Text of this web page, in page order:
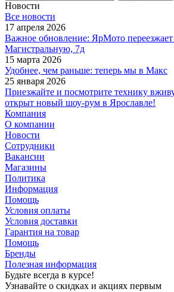
Новости
Все новости
17 апреля 2026
Важное обновление: ЯрМото
Магистральную, 7д
15 марта 2026
Удобнее, чем раньше: теперь мы в Макс
25 января 2026
Приезжайте и посмотрите технику
открыт новый шоу-рум в Ярославле!
Компания
О компании
Новости
Сотрудники
Вакансии
Магазины
Политика
Информация
Помощь
Условия оплаты
Условия доставки
Гарантия на товар
Помощь
Бренды
Полезная информация
Будьте всегда в курсе!
Узнавайте о скидках и акциях первым